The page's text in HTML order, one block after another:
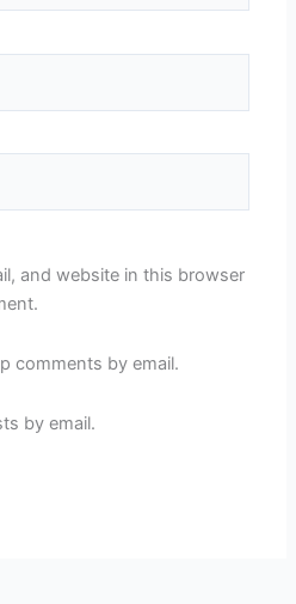
and website in this browser
comments by email.
by email.